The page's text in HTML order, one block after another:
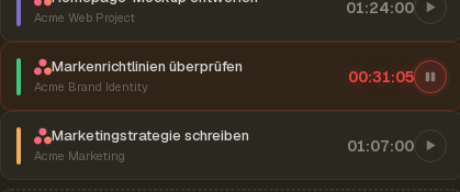
Acme Web Project
01:24:00
Markenrichtlinien überprüfen
Acme Brand Identity
00:31:06
Marketingstrategie schreiben
Acme Marketing
01:07:00